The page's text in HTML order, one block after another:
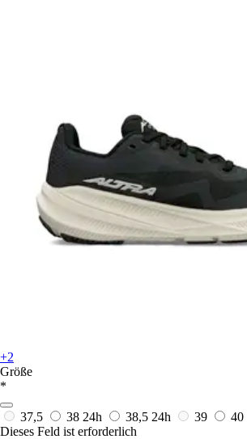
+2
Größe
*
37,5 38 24h 38,5 24h 39 40
Dieses Feld ist erforderlich